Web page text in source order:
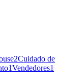
2Cuidado de
1Vendedores1